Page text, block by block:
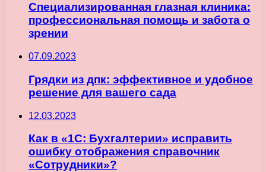
Специализированная глазная клиника:
профессиональная помощь и забота о
зрении
07.09.2023
Грядки из дпк: эффективное и удобное
решение для вашего сада
12.03.2023
Как в «1С: Бухгалтерии» исправить
ошибку отображения справочник
«Сотрудники»?